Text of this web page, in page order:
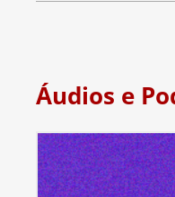
Áudios e